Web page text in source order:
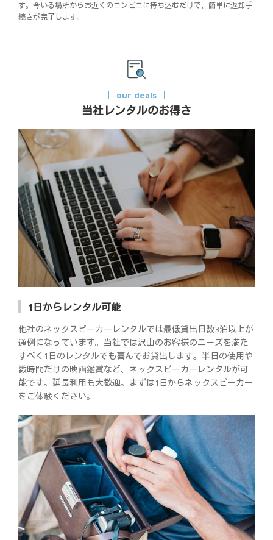
す。今いる場所からお近くのコンビニに持ち込むだけで、簡単に返却手
続きが完了します。
our deals
当社レンタルのお得さ
1日からレンタル可能
他社のネックスピーカーレンタルでは最低貸出日数3泊以上が
通例になっています。当社では沢山のお客様のニーズを満た
すべく1日のレンタルでも喜んでお貸出します。半日の使用や
数時間だけの映画鑑賞など、ネックスピーカーレンタルが可
能です。延長利用も大歓迎。まずは1日からネックスピーカー
をご体験ください。